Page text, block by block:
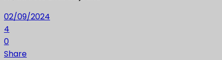
02/09/2024
4
0
Share